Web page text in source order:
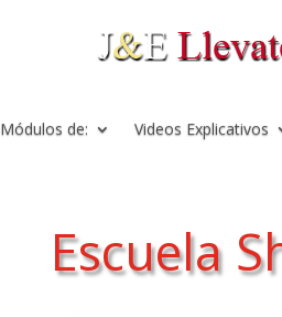
Módulos de: Videos Explicativos
Escuela